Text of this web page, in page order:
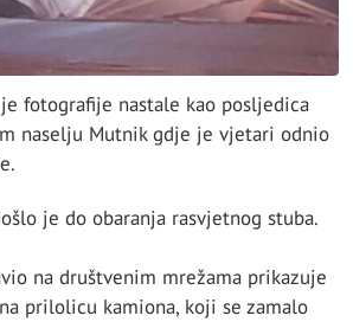
fotografije nastale kao posljedica
naselju Mutnik gdje je vjetari odnio
je do obaranja rasvjetnog stuba.
na društvenim mrežama prikazuje
prilolicu kamiona, koji se zamalo